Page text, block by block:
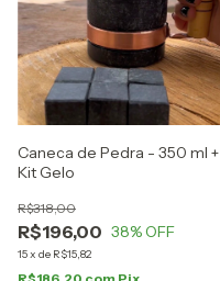
Caneca de Pedra - 350 ml +
Kit Gelo
R$196,00
R$318,00
38% OFF
15x de R$15,82